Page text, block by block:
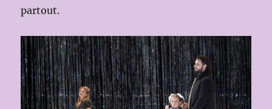
partout.